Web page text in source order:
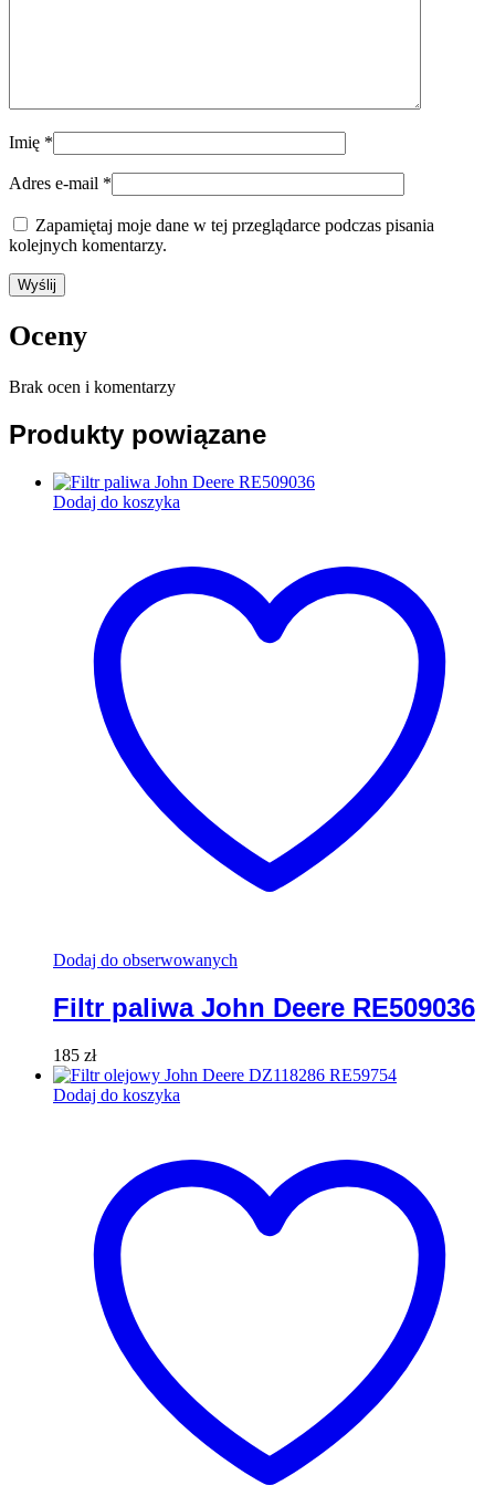
Imię *
Adres e-mail *
Zapamiętaj moje dane w tej przeglądarce podczas pisania
kolejnych komentarzy.
Oceny
Brak ocen i komentarzy
Produkty powiązane
Dodaj do koszyka
Dodaj do obserwowanych
Filtr paliwa John Deere RE509036
185 zł
Dodaj do koszyka